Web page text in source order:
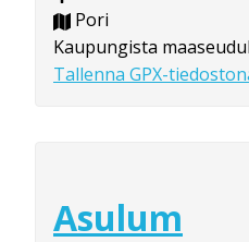
Pori
Kaupungista
Tallenna GPX-
Asulum